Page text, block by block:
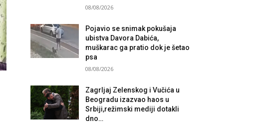
08/08/2026
Pojavio se snimak pokušaja
ubistva Davora Dabića,
muškarac ga pratio dok je šetao
psa
08/08/2026
Zagrljaj Zelenskog i Vučića u
Beogradu izazvao haos u
Srbiji,režimski mediji dotakli
dno…